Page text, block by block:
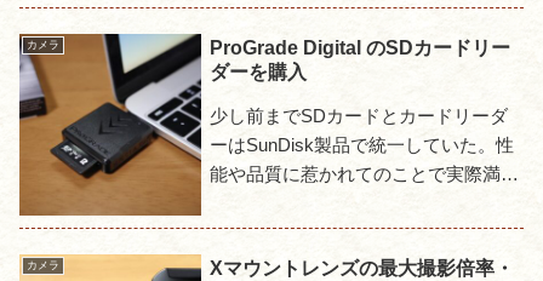
が、外出時に携行しようとするとなん
とも邪魔な存在になる。それ...
カメラ
ProGrade Digital のSDカードリー
ダーを購入
少し前までSDカードとカードリーダ
ーはSunDisk製品で統一していた。性
能や品質に惹かれてのことで実際満足
とつ問題があった。それは正規品がと
んでもなく高額であるいっ...
カメラ
Xマウントレンズの最大撮影倍率・